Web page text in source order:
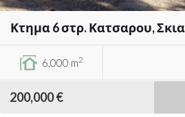
Κτημα 6 στρ. Κατσαρου,
6,000 m2
200,000 €